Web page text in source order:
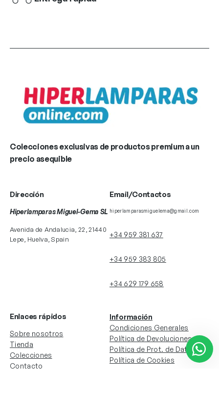
Colecciones exclusivas de productos premium a un
precio asequible
Dirección
Hiperlamparas Miguel-Gema SL
Avenida de Andalucia, 22, 21440
Lepe, Huelva, Spain
Email/Contactos
hiperlamparasmiguelema@gmail.com
+34 959 381 637
+34 959 383 805
+34 629 179 658
Enlaces rápidos
Sobre nosotros
Tienda
Colecciones
Contacto
Información
Condiciones Generales
Política de Devoluciones
Política de Prot. de Datos
Política de Cookies